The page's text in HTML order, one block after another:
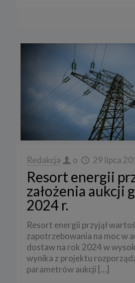
Redakcja o 29 lipca
Resort energii
założenia aukcji
2024 r.
Resort energii przyjął
zapotrzebowania na moc w
dostaw na rok 2024 w
wynika z projektu
parametrów aukcji […]